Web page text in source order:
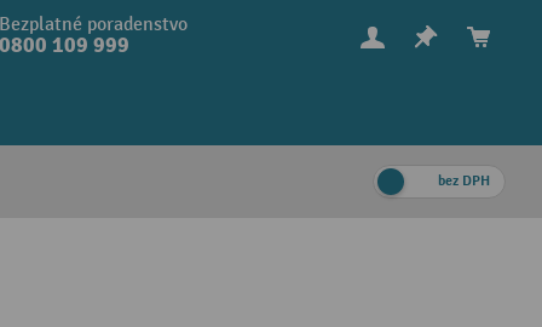
poradenstvo
109 999
bez DPH